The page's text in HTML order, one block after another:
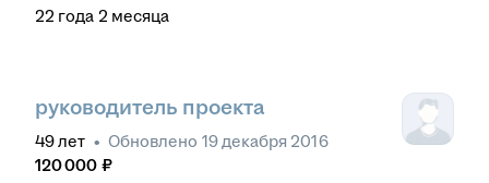
22 года 2 месяца
руководитель проекта
49лет • Обновлено 19 декабря 2016
120 000 ₽